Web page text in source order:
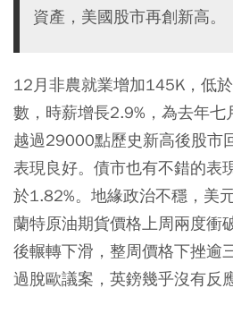
資產，美國股市再創新高。
12月非農就業增加145K，低
數，時薪增長2.9%，為去年七
越過29000點歷史新高後股市
表現良好。債市也有不錯的表
於1.82%。地緣政治不穩，美
蘭特原油期貨價格上周兩度衝
後輾轉下滑，整周價格下挫逾
過脫歐議案，英鎊幾乎沒有反應